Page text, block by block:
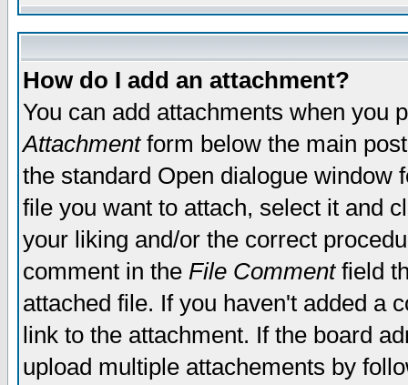
How do I add an attachment?
You can add attachments when you
Attachmentform below the main
the standard Open dialogue window
file you want to attach, select it and
your liking and/or the correct
comment in the File Commentfield
attached file. If you haven't added a
link to the attachment. If the board
upload multiple attachements by